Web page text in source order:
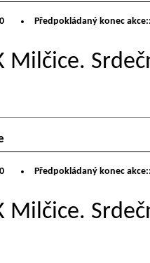
Předpokládaný konec
Milčice.
Předpokládaný konec
Milčice.